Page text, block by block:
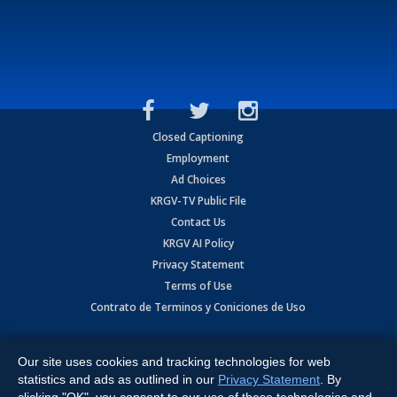
Closed Captioning
Employment
Ad Choices
KRGV-TV Public File
Contact Us
KRGV AI Policy
Privacy Statement
Terms of Use
Contrato de Terminos y Coniciones de Uso
Expressway, Weslaco, TX 78596.
All Rights Reserved. Powered by:Ruby Shore Software
Our site uses cookies and tracking technologies for web
statistics and ads as outlined in our Privacy Statement . By